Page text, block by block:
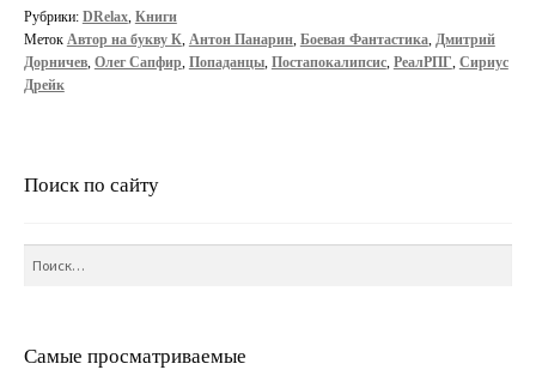
Рубрики: DRelax, Книги
Меток Автор на букву К, Антон Панарин, Боевая Фантастика, Дмитрий
Дорничев, Олег Сапфир, Попаданцы, Постапокалипсис, РеалРПГ, Сириус
Дрейк
Поиск по сайту
Самые просматриваемые